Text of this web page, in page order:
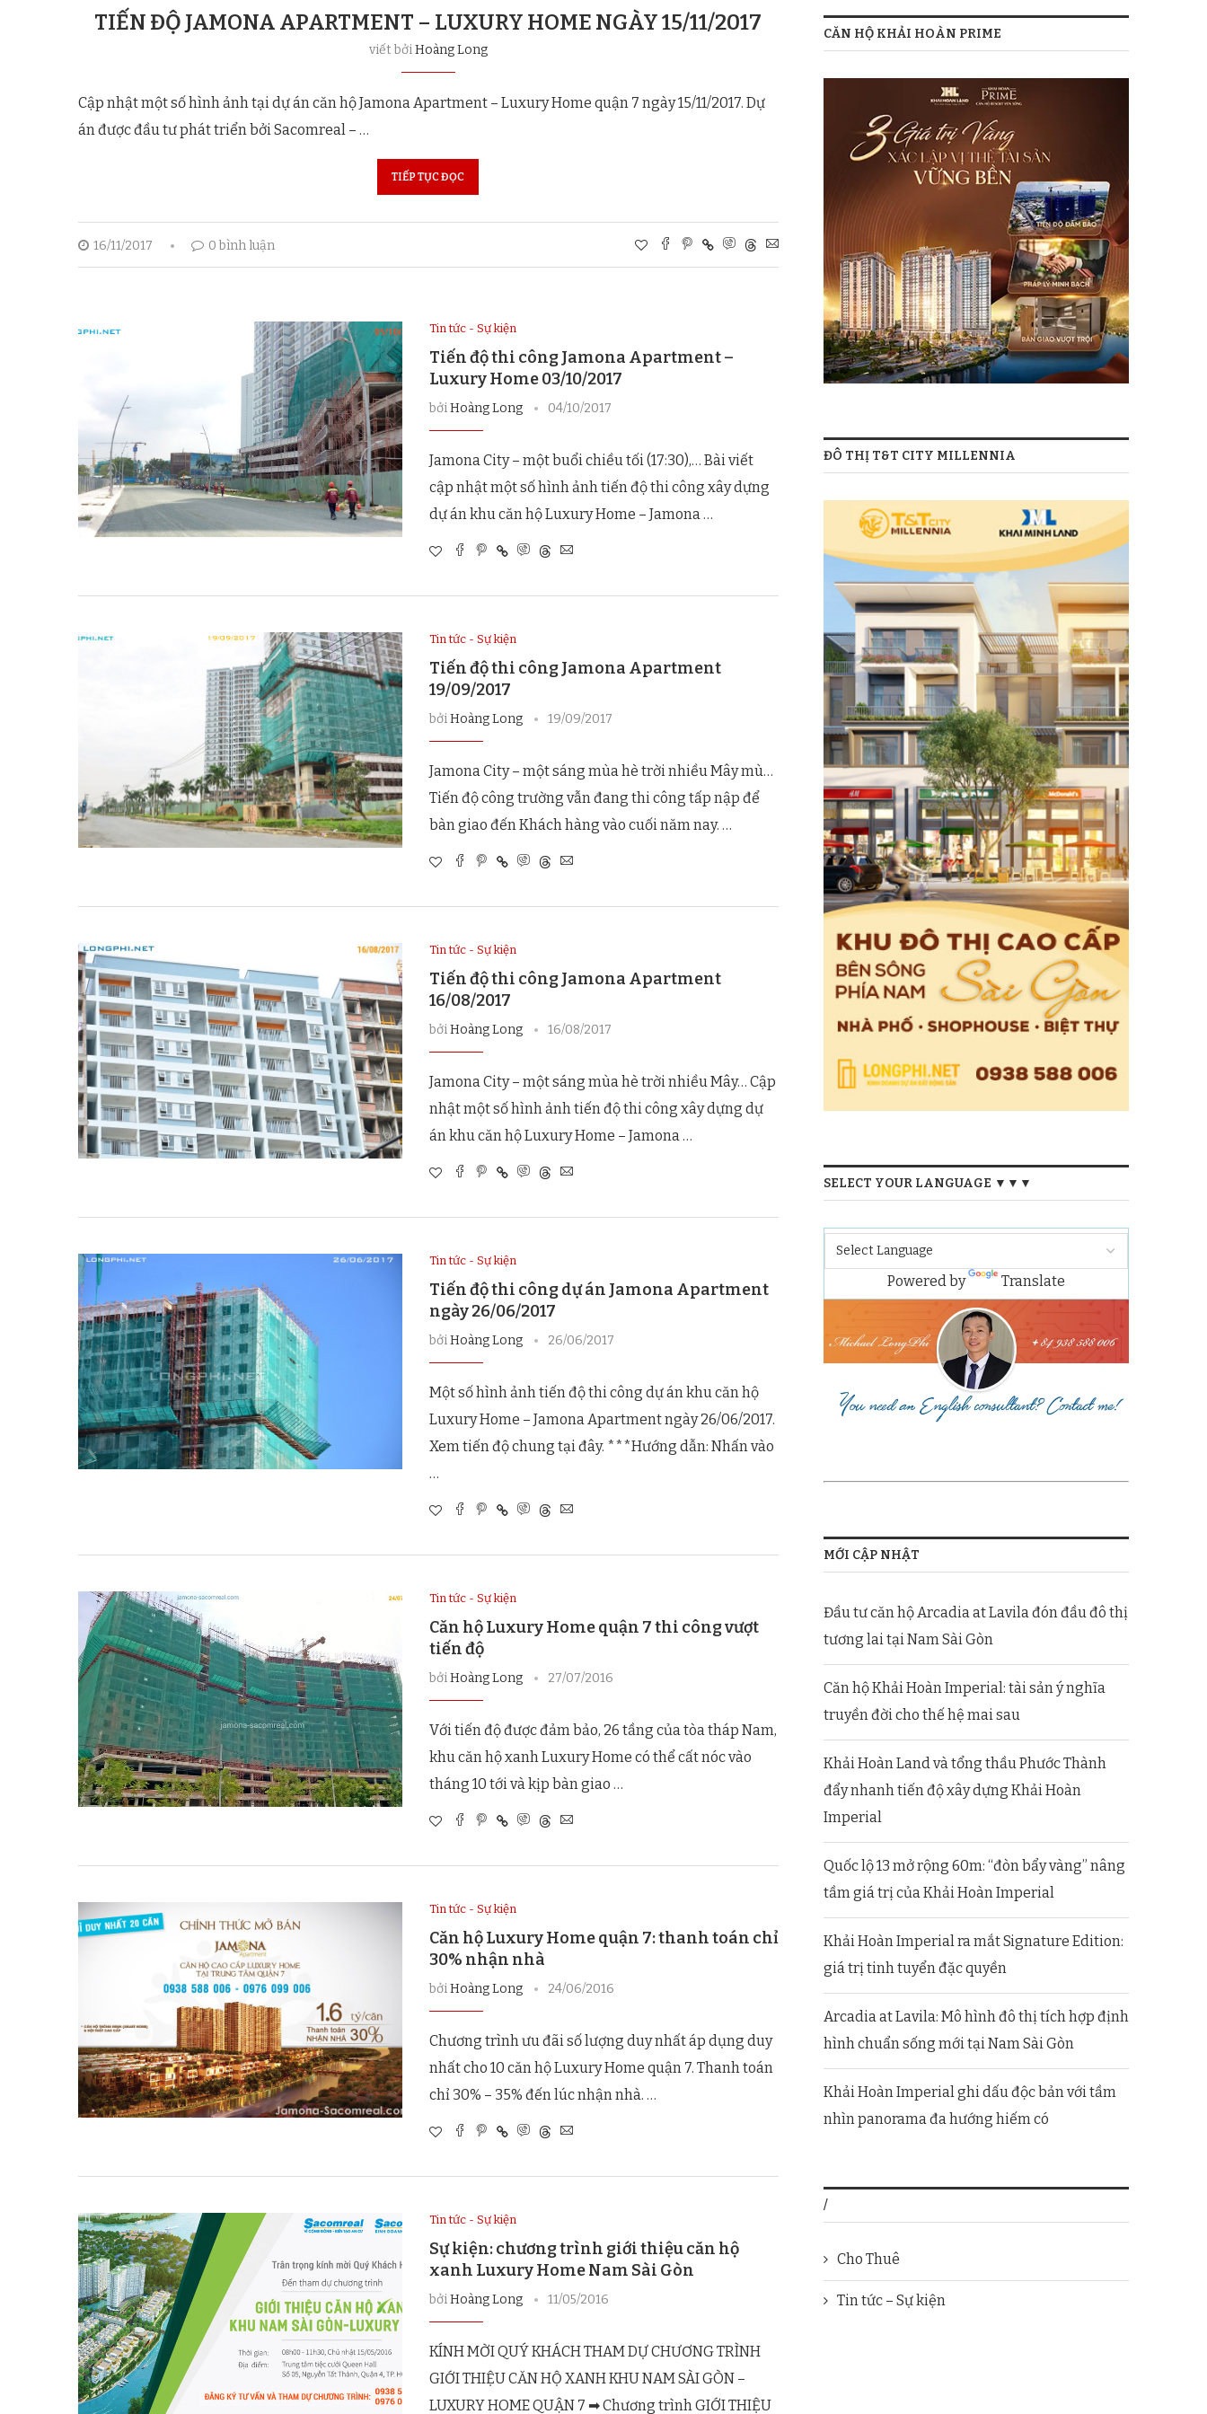
TIẾN ĐỘ JAMONA APARTMENT – LUXURY HOME NGÀY 15/11/2017
viết bởiHoàng Long
Cập nhật một số hình ảnh tại dự án căn hộ Jamona Apartment – Luxury Home quận 7 ngày 15/11/2017. Dự
án được đầu tư phát triển bởi Sacomreal – …
TIẾP TỤC ĐỌC
16/11/2017 0 bình luận
Tin tức - Sự kiện
Tiến độ thi công Jamona Apartment –
Luxury Home 03/10/2017
bởiHoàng Long 04/10/2017
Jamona City – một buổi chiều tối (17:30),… Bài viết
cập nhật một số hình ảnh tiến độ thi công xây dựng
dự án khu căn hộ Luxury Home – Jamona …
Tin tức - Sự kiện
Tiến độ thi công Jamona Apartment
19/09/2017
bởiHoàng Long 19/09/2017
Jamona City – một sáng mùa hè trời nhiều Mây mù…
Tiến độ công trường vẫn đang thi công tấp nập để
bàn giao đến Khách hàng vào cuối năm nay. …
Tin tức - Sự kiện
Tiến độ thi công Jamona Apartment
16/08/2017
bởiHoàng Long 16/08/2017
Jamona City – một sáng mùa hè trời nhiều Mây… Cập
nhật một số hình ảnh tiến độ thi công xây dựng dự
án khu căn hộ Luxury Home – Jamona …
Tin tức - Sự kiện
Tiến độ thi công dự án Jamona Apartment
ngày 26/06/2017
bởiHoàng Long 26/06/2017
Một số hình ảnh tiến độ thi công dự án khu căn hộ
Luxury Home – Jamona Apartment ngày 26/06/2017.
Xem tiến độ chung tại đây. ***Hướng dẫn: Nhấn vào
…
Tin tức - Sự kiện
Căn hộ Luxury Home quận 7 thi công vượt
tiến độ
bởiHoàng Long 27/07/2016
Với tiến độ được đảm bảo, 26 tầng của tòa tháp Nam,
khu căn hộ xanh Luxury Home có thể cất nóc vào
tháng 10 tới và kịp bàn giao …
Tin tức - Sự kiện
Căn hộ Luxury Home quận 7: thanh toán chỉ
30% nhận nhà
bởiHoàng Long 24/06/2016
Chương trình ưu đãi số lượng duy nhất áp dụng duy
nhất cho 10 căn hộ Luxury Home quận 7. Thanh toán
chỉ 30% – 35% đến lúc nhận nhà. …
Tin tức - Sự kiện
Sự kiện: chương trình giới thiệu căn hộ
xanh Luxury Home Nam Sài Gòn
bởiHoàng Long 11/05/2016
KÍNH MỜI QUÝ KHÁCH THAM DỰ CHƯƠNG TRÌNH
GIỚI THIỆU CĂN HỘ XANH KHU NAM SÀI GÒN –
LUXURY HOME QUẬN 7 ➡ Chương trình GIỚI THIỆU
CĂN HỘ KHẢI HOÀN PRIME
ĐÔ THỊ T&T CITY MILLENNIA
SELECT YOUR LANGUAGE ▼▼▼
Powered by Translate
MỚI CẬP NHẬT
Đầu tư căn hộ Arcadia at Lavila đón đầu đô thị
tương lai tại Nam Sài Gòn
Căn hộ Khải Hoàn Imperial: tài sản ý nghĩa
truyền đời cho thế hệ mai sau
Khải Hoàn Land và tổng thầu Phước Thành
đẩy nhanh tiến độ xây dựng Khải Hoàn
Imperial
Quốc lộ 13 mở rộng 60m: “đòn bẩy vàng” nâng
tầm giá trị của Khải Hoàn Imperial
Khải Hoàn Imperial ra mắt Signature Edition:
giá trị tinh tuyển đặc quyền
Arcadia at Lavila: Mô hình đô thị tích hợp định
hình chuẩn sống mới tại Nam Sài Gòn
Khải Hoàn Imperial ghi dấu độc bản với tầm
nhìn panorama đa hướng hiếm có
/
Cho Thuê
Tin tức – Sự kiện